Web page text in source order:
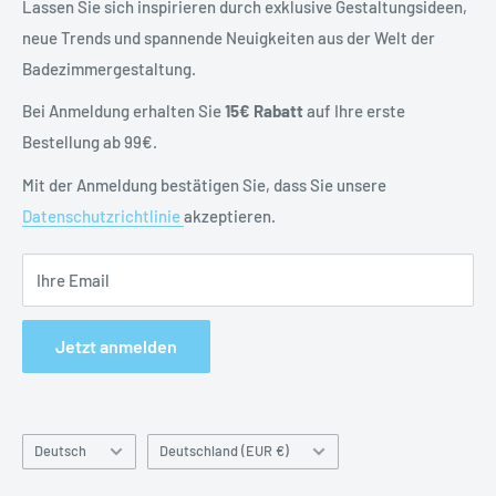
Versand & Retoure
Widerrufsrecht
Vertrag widerrufen
Datenschutzerklärung
Batteriehinweise
Impressum
Lassen Sie sich inspirieren durch exklusive Gestaltungsideen,
neue Trends und spannende Neuigkeiten aus der Welt der
Badezimmergestaltung.
Bei Anmeldung erhalten Sie15€ Rabattauf Ihre erste
Bestellung ab 99€.
Mit der Anmeldung bestätigen Sie, dass Sie unsere
Datenschutzrichtlinieakzeptieren.
Ihre Email
Jetzt anmelden
Sprache
Deutsch
Land
&
Deutschland (EUR €)